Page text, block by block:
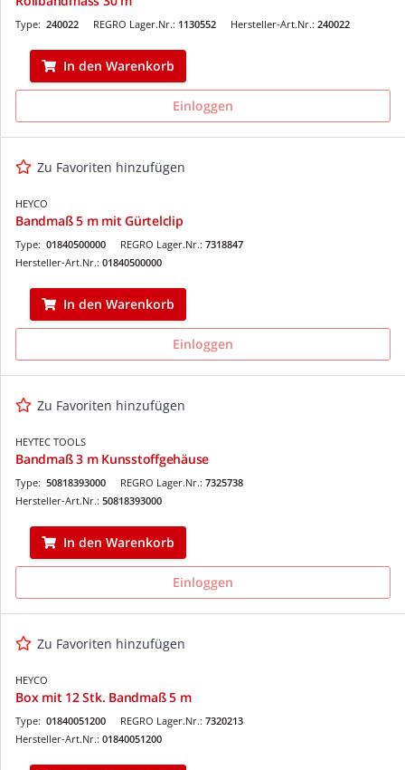
REGRO Lager.Nr.: 1130552
Type: 240022 Hersteller-Art.Nr.: 240022
In den Warenkorb
Einloggen
Zu Favoriten hinzufügen
HEYCO
Bandmaß 5 m mit Gürtelclip
REGRO Lager.Nr.: 7318847
Type: 01840500000
Hersteller-Art.Nr.: 01840500000
In den Warenkorb
Einloggen
Zu Favoriten hinzufügen
HEYTEC TOOLS
Bandmaß 3 m Kunsstoffgehäuse
REGRO Lager.Nr.: 7325738
Type: 50818393000
Hersteller-Art.Nr.: 50818393000
In den Warenkorb
Einloggen
Zu Favoriten hinzufügen
HEYCO
Box mit 12 Stk. Bandmaß 5 m
REGRO Lager.Nr.: 7320213
Type: 01840051200
Hersteller-Art.Nr.: 01840051200